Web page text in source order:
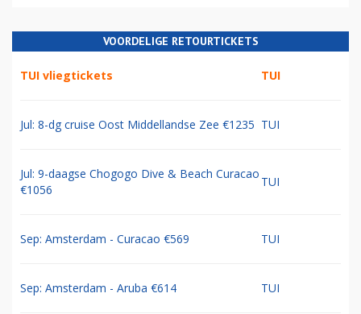
VOORDELIGE RETOURTICKETS
TUI vliegtickets TUI
Jul: 8-dg cruise Oost Middellandse Zee €1235 TUI
Jul: 9-daagse Chogogo Dive & Beach Curacao
€1056
TUI
Sep: Amsterdam - Curacao €569 TUI
Sep: Amsterdam - Aruba €614 TUI